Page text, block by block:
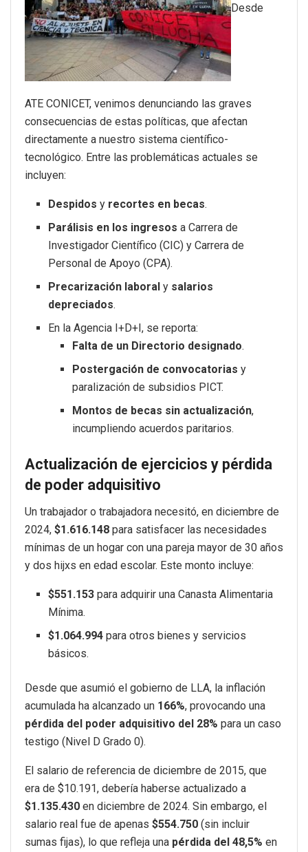
Desde
ATE CONICET, venimos denunciando las graves
consecuencias de estas políticas, que afectan
directamente a nuestro sistema científico-
tecnológico. Entre las problemáticas actuales se
incluyen:
Despidos y recortes en becas.
Parálisis en los ingresos a Carrera de
Investigador Científico (CIC) y Carrera de
Personal de Apoyo (CPA).
Precarización laboral y salarios
depreciados.
En la Agencia I+D+I, se reporta:
Falta de un Directorio designado.
Postergación de convocatorias y
paralización de subsidios PICT.
Montos de becas sin actualización,
incumpliendo acuerdos paritarios.
Actualización de ejercicios y pérdida
de poder adquisitivo
Un trabajador o trabajadora necesitó, en diciembre de
2024, $1.616.148 para satisfacer las necesidades
mínimas de un hogar con una pareja mayor de 30 años
y dos hijxs en edad escolar. Este monto incluye:
$551.153 para adquirir una Canasta Alimentaria
Mínima.
$1.064.994 para otros bienes y servicios
básicos.
Desde que asumió el gobierno de LLA, la inflación
acumulada ha alcanzado un 166%, provocando una
pérdida del poder adquisitivo del 28% para un caso
testigo (Nivel D Grado 0).
El salario de referencia de diciembre de 2015, que
era de $10.191, debería haberse actualizado a
$1.135.430 en diciembre de 2024. Sin embargo, el
salario real fue de apenas $554.750 (sin incluir
sumas fijas), lo que refleja una pérdida del 48,5% en